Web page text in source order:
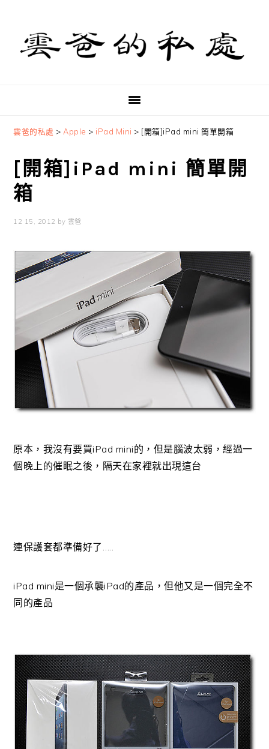
primary
navigation
content
primary
sidebar
雲爸的私處 > Apple > iPad Mini > [開箱]iPad mini 簡單開箱
[開箱]iPad mini 簡單開
箱
12 15, 2012 by 雲爸
原本，我沒有要買iPad mini的，但是腦波太弱，經過一
個晚上的催眠之後，隔天在家裡就出現這台
連保護套都準備好了…..
iPad mini是一個承襲iPad的產品，但他又是一個完全不
同的產品